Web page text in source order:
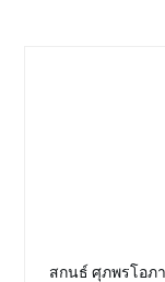
สกนธ์ ศุภพรโอภ